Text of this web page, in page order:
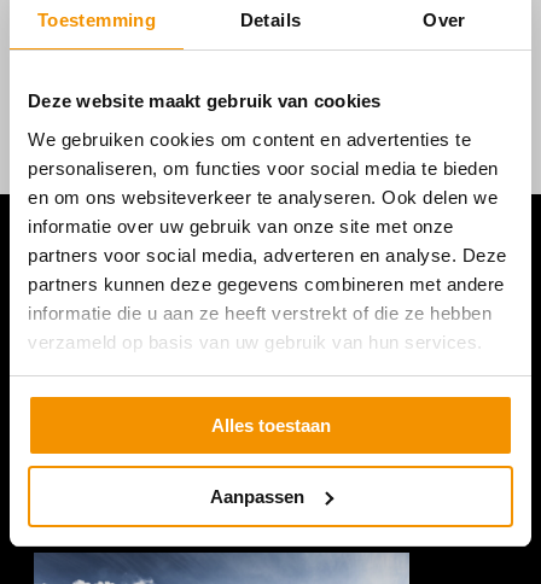
Toestemming Details Over
Deze website maakt gebruik van cookies
We gebruiken cookies om content en advertenties te
personaliseren, om functies voor social media te bieden
en om ons websiteverkeer te analyseren. Ook delen we
informatie over uw gebruik van onze site met onze
partners voor social media, adverteren en analyse. Deze
partners kunnen deze gegevens combineren met andere
informatie die u aan ze heeft verstrekt of die ze hebben
verzameld op basis van uw gebruik van hun services.
Alles toestaan
Aanpassen